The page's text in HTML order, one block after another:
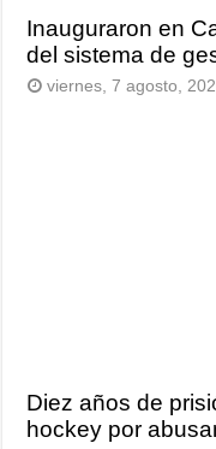
Inauguraron en
del sistema de
viernes, 7 agosto,
Diez años de
hockey por